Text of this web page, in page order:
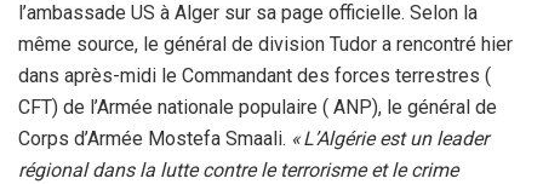
l’ambassade US à Alger sur sa page officielle. Selon la
même source, le général de division Tudor a rencontré hier
dans après-midi le Commandant des forces terrestres (
CFT) de l’Armée nationale populaire ( ANP), le général de
Corps d’Armée Mostefa Smaali. « L’Algérie est un leader
régional dans la lutte contre le terrorisme et le crime